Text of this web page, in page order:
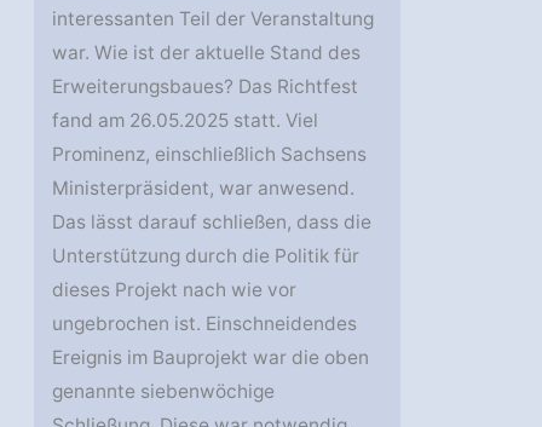
interessanten Teil der Veranstaltung
war. Wie ist der aktuelle Stand des
Erweiterungsbaues? Das Richtfest
fand am 26.05.2025 statt. Viel
Prominenz, einschließlich Sachsens
Ministerpräsident, war anwesend.
Das lässt darauf schließen, dass die
Unterstützung durch die Politik für
dieses Projekt nach wie vor
ungebrochen ist. Einschneidendes
Ereignis im Bauprojekt war die oben
genannte siebenwöchige